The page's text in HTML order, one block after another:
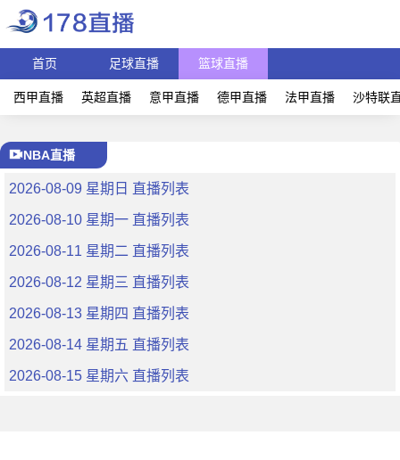
首页 足球直播 篮球直播
西甲直播 英超直播 意甲直播 德甲直播 法甲直播 沙特联
NBA直播
2026-08-09 星期日 直播列表
2026-08-10 星期一 直播列表
2026-08-11 星期二 直播列表
2026-08-12 星期三 直播列表
2026-08-13 星期四 直播列表
2026-08-14 星期五 直播列表
2026-08-15 星期六 直播列表